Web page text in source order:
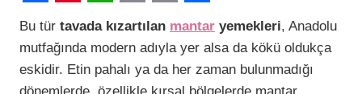
F
a
c
P
i
n
W
h
a
m
a
o
p
S
h
a
Bu tür tavada kızartılan mantar yemekleri, Anadolu
mutfağında modern adıyla yer alsa da kökü oldukça
eskidir. Etin pahalı ya da her zaman bulunmadığı